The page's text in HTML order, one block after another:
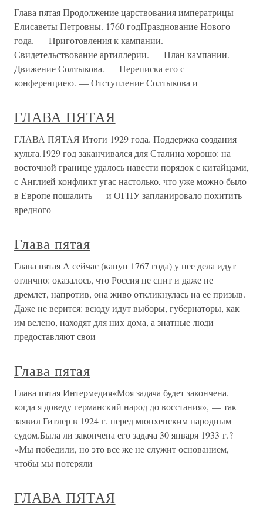
Глава пятая Продолжение царствования императрицы
Елисаветы Петровны. 1760 годПразднование Нового
года. — Приготовления к кампании. —
Свидетельствование артиллерии. — План кампании. —
Движение Солтыкова. — Переписка его с
конференциею. — Отступление Солтыкова и
ГЛАВА ПЯТАЯ
ГЛАВА ПЯТАЯ Итоги 1929 года. Поддержка создания
культа.1929 год заканчивался для Сталина хорошо: на
восточной границе удалось навести порядок с китайцами,
с Англией конфликт угас настолько, что уже можно было
в Европе пошалить — и ОГПУ запланировало похитить
вредного
Глава пятая
Глава пятая А сейчас (канун 1767 года) у нее дела идут
отлично: оказалось, что Россия не спит и даже не
дремлет, напротив, она живо откликнулась на ее призыв.
Даже не верится: всюду идут выборы, губернаторы, как
им велено, находят для них дома, а знатные люди
предоставляют свои
Глава пятая
Глава пятая Интермедия«Моя задача будет закончена,
когда я доведу германский народ до восстания», — так
заявил Гитлер в 1924 г. перед мюнхенским народным
судом.Была ли закончена его задача 30 января 1933 г.?
«Мы победили, но это все же не служит основанием,
чтобы мы потеряли
ГЛАВА ПЯТАЯ